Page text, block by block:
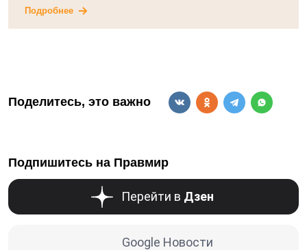
Подробнее
Поделитесь, это важно
Подпишитесь на Правмир
Перейти в Дзен
Google Новости